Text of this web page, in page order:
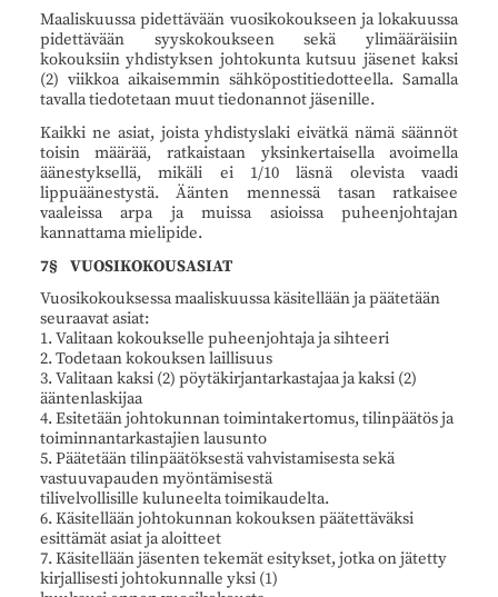
Maaliskuussa pidettävään vuosikokoukseen ja lokakuussa
pidettävään syyskokoukseen sekä ylimääräisiin
kokouksiin yhdistyksen johtokunta kutsuu jäsenet kaksi
(2) viikkoa aikaisemmin sähköpostitiedotteella. Samalla
tavalla tiedotetaan muut tiedonannot jäsenille.
Kaikki ne asiat, joista yhdistyslaki eivätkä nämä säännöt
toisin määrää, ratkaistaan yksinkertaisella avoimella
äänestyksellä, mikäli ei 1/10 läsnä olevista vaadi
lippuäänestystä. Äänten mennessä tasan ratkaisee
vaaleissa arpa ja muissa asioissa puheenjohtajan
kannattama mielipide.
7§ VUOSIKOKOUSASIAT
Vuosikokouksessa maaliskuussa käsitellään ja päätetään
seuraavat asiat:
1. Valitaan kokoukselle puheenjohtaja ja sihteeri
2. Todetaan kokouksen laillisuus
3. Valitaan kaksi (2) pöytäkirjantarkastajaa ja kaksi (2)
ääntenlaskijaa
4. Esitetään johtokunnan toimintakertomus, tilinpäätös ja
toiminnantarkastajien lausunto
5. Päätetään tilinpäätöksestä vahvistamisesta sekä
vastuuvapauden myöntämisestä
tilivelvollisille kuluneelta toimikaudelta.
6. Käsitellään johtokunnan kokouksen päätettäväksi
esittämät asiat ja aloitteet
7. Käsitellään jäsenten tekemät esitykset, jotka on jätetty
kirjallisesti johtokunnalle yksi (1)